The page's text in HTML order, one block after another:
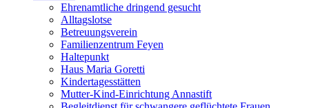
Ehrenamtliche dringend gesucht
Alltagslotse
Betreuungsverein
Familienzentrum Feyen
Haltepunkt
Haus Maria Goretti
Kindertagesstätten
Mutter-Kind-Einrichtung Annastift